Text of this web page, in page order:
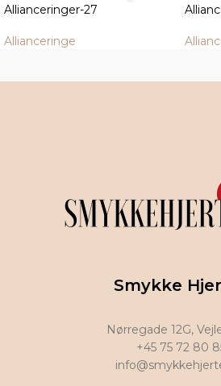
Allianceringer-27
Allianceringe
Smykke
Nørregade 12G,
+45 75 72 80